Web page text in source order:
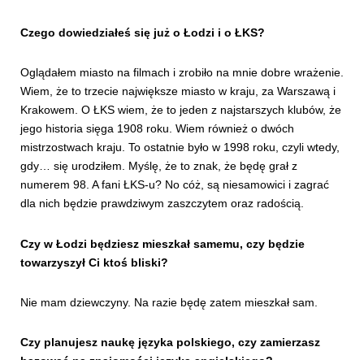
Czego dowiedziałeś się już o Łodzi i o ŁKS?
Oglądałem miasto na filmach i zrobiło na mnie dobre wrażenie.
Wiem, że to trzecie największe miasto w kraju, za Warszawą i
Krakowem. O ŁKS wiem, że to jeden z najstarszych klubów, że
jego historia sięga 1908 roku. Wiem również o dwóch
mistrzostwach kraju. To ostatnie było w 1998 roku, czyli wtedy,
gdy… się urodziłem. Myślę, że to znak, że będę grał z
numerem 98. A fani ŁKS-u? No cóż, są niesamowici i zagrać
dla nich będzie prawdziwym zaszczytem oraz radością.
Czy w Łodzi będziesz mieszkał samemu, czy będzie
towarzyszył Ci ktoś bliski?
Nie mam dziewczyny. Na razie będę zatem mieszkał sam.
Czy planujesz naukę języka polskiego, czy zamierzasz